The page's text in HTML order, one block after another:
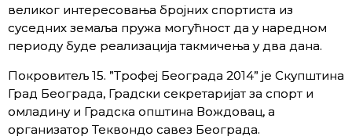
великог интересовања бројних спортиста из
суседних земаља пружа могућност да у наредном
периоду буде реализација такмичења у два дана.
Покровитељ 15. ”Трофеј Београда 2014” је Скупштина
Град Београда, Градски секретаријат за спорт и
омладину и Градска општина Вождовац, а
организатор Теквондо савез Београда.